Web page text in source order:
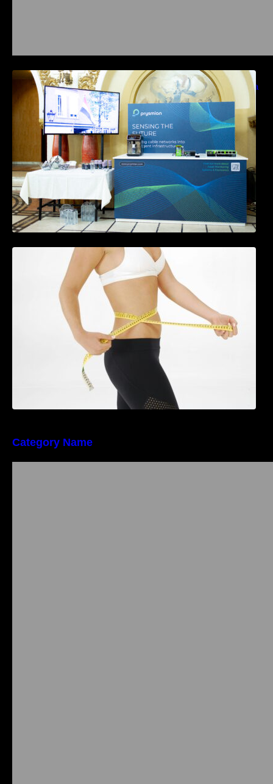
Prysmian aduce la COMM26 tehnologii de
sensing si Digital Energy pentru monitorizarea
in timp real a infrastrucrutilor critice
Tratamentul Wegovy® generează o scădere
în greutate de până la 22,6% la femei în
perioada menopauzei și reduce la jumătate
riscul de migrene
Category Name